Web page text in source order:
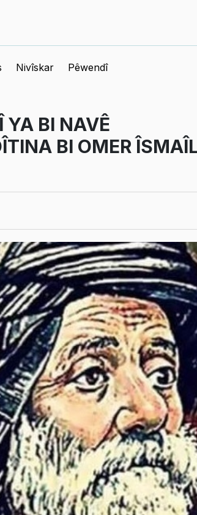
Nivîskar Pêwendî
YA BI NAVÊ
BI OMER